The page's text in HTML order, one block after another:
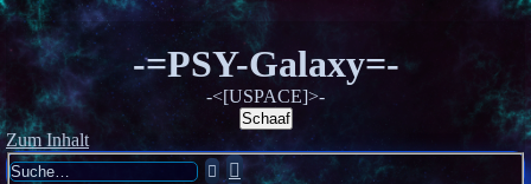
-=PSY-Galaxy=-
-<[USPACE]>-
Schaaf
Zum Inhalt
SucheErweiterte